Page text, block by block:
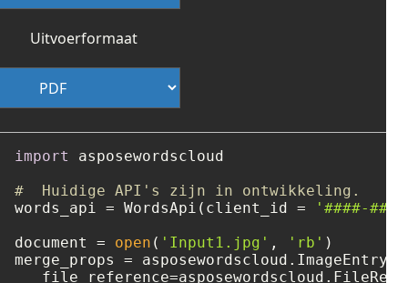
Uitvoerformaat
import
asposewordscloud
#  Huidige API's zijn in ontwikkeling.
words_api = WordsApi(client_id =
'####-
document = open ( 'Input1.jpg' , 'rb' )
merge_props = asposewordscloud.ImageEntry(